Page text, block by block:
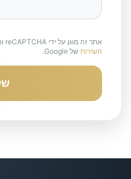
אתר זה מוגן על ידי reCAPTCHA וחלים
השירות של Google.